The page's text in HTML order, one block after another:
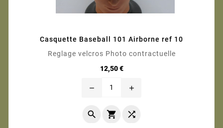
Casquette Baseball 101 Airborne ref 10
Reglage velcros Photo contractuelle
12,50 €Prix
remove add
  